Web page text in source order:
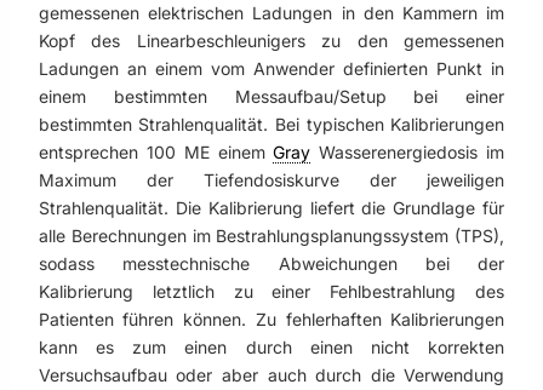
gemessenen elektrischen Ladungen in den Kammern im
Kopf des Linearbeschleunigers zu den gemessenen
Ladungen an einem vom Anwender definierten Punkt in
einem bestimmten Messaufbau/Setup bei einer
bestimmten Strahlenqualität. Bei typischen Kalibrierungen
entsprechen 100 ME einemGray Wasserenergiedosis im
Maximum der Tiefendosiskurve der jeweiligen
Strahlenqualität. Die Kalibrierung liefert die Grundlage für
alle Berechnungen im Bestrahlungsplanungssystem (TPS),
sodass messtechnische Abweichungen bei der
Kalibrierung letztlich zu einer Fehlbestrahlung des
Patienten führen können. Zu fehlerhaften Kalibrierungen
kann es zum einen durch einen nicht korrekten
Versuchsaufbau oder aber auch durch die Verwendung